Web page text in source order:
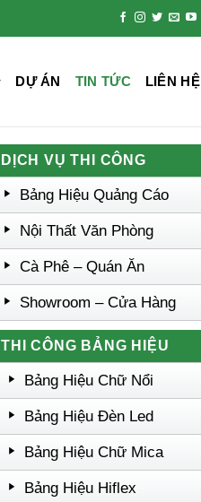
DỰ ÁN TIN TỨC LIÊN HỆ
DỊCH VỤ THI CÔNG
Bảng Hiệu Quảng Cáo
Nội Thất Văn Phòng
Cà Phê – Quán Ăn
Showroom – Cửa Hàng
THI CÔNG BẢNG HIỆU
Bảng Hiệu Chữ Nổi
Bảng Hiệu Đèn Led
Bảng Hiệu Chữ Mica
Bảng Hiệu Hiflex